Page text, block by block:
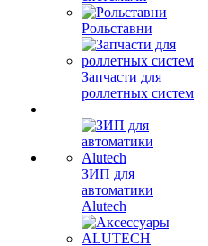
Рольставни
Запчасти для
роллетных систем
ЗИП для
автоматики
Alutech